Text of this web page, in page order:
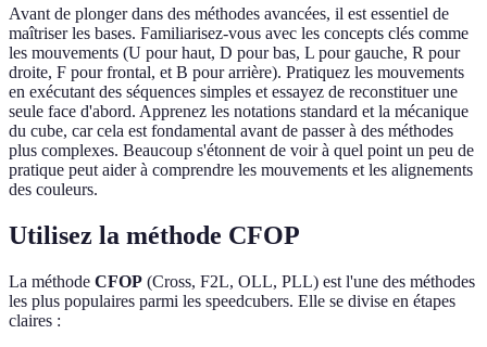
Avant de plonger dans des méthodes avancées, il est essentiel de
maîtriser les bases. Familiarisez-vous avec les concepts clés comme
les mouvements (U pour haut, D pour bas, L pour gauche, R pour
droite, F pour frontal, et B pour arrière). Pratiquez les mouvements
en exécutant des séquences simples et essayez de reconstituer une
seule face d'abord. Apprenez les notations standard et la mécanique
du cube, car cela est fondamental avant de passer à des méthodes
plus complexes. Beaucoup s'étonnent de voir à quel point un peu de
pratique peut aider à comprendre les mouvements et les alignements
des couleurs.
Utilisez la méthode CFOP
La méthode CFOP (Cross, F2L, OLL, PLL) est l'une des méthodes
les plus populaires parmi les speedcubers. Elle se divise en étapes
claires :